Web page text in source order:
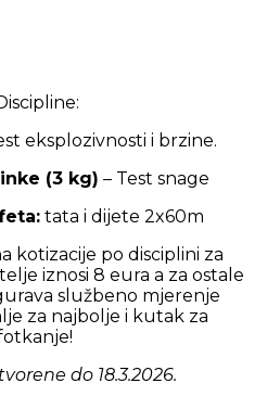
eksplozivnosti i brzine.
(3 kg) – Test snage
tata i dijete 2x60m
kotizacije po disciplini za
iznosi 8 eura a za ostale
službeno mjerenje
za najbolje i kutak za
do 18.3.2026.